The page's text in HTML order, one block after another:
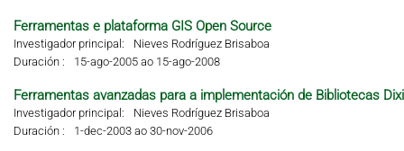
Ferramentas e plataforma GIS Open Source
Investigador principal:
Nieves Rodríguez Brisaboa
Duración :
15-ago-2005 ao 15-ago-2008
Ferramentas avanzadas para a implementación de Bibliotecas
Investigador principal:
Nieves Rodríguez Brisaboa
Duración :
1-dec-2003 ao 30-nov-2006